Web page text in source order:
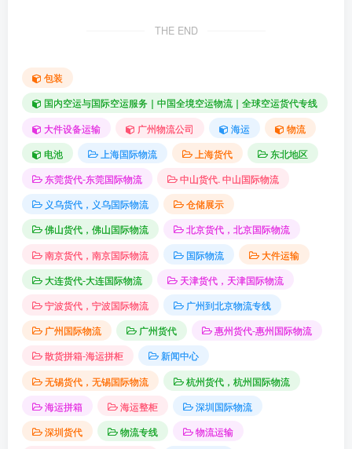
THE END
包装
国内空运与国际空运服务｜中国全境空运物流｜全球空运货代专线
大件设备运输
广州物流公司 海运
物流
电池
上海国际物流 上海货代
东北地区
东莞货代-东莞国际物流
中山货代. 中山国际物流
义乌货代，义乌国际物流
仓储展示
佛山货代，佛山国际物流
北京货代，北京国际物流
南京货代，南京国际物流
国际物流
大件运输
大连货代-大连国际物流
天津货代，天津国际物流
宁波货代，宁波国际物流
广州到北京物流专线
广州国际物流
广州货代
惠州货代-惠州国际物流
散货拼箱-海运拼柜
新闻中心
无锡货代，无锡国际物流
杭州货代，杭州国际物流
海运拼箱
海运整柜
深圳国际物流
深圳货代
物流专线
物流运输